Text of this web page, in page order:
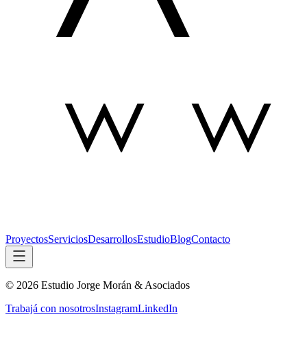
ProyectosServiciosDesarrollosEstudioBlogContacto
© 2026 Estudio Jorge Morán & Asociados
Trabajá con nosotrosInstagramLinkedIn